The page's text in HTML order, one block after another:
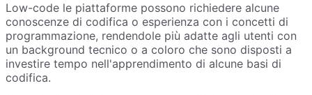
Low-code le piattaforme possono richiedere alcune
conoscenze di codifica o esperienza con i concetti di
programmazione, rendendole più adatte agli utenti con
un background tecnico o a coloro che sono disposti a
investire tempo nell'apprendimento di alcune basi di
codifica.